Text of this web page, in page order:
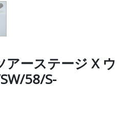
ーステージ X ウ
58/S-